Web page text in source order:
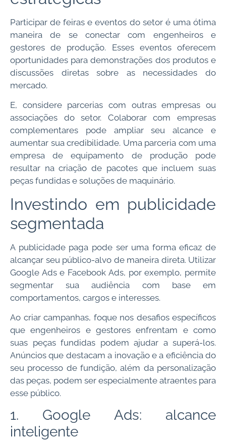
Participar de feiras e eventos do setor é uma ótima
maneira de se conectar com engenheiros e
gestores de produção. Esses eventos oferecem
oportunidades para demonstrações dos produtos e
discussões diretas sobre as necessidades do
mercado.
E, considere parcerias com outras empresas ou
associações do setor. Colaborar com empresas
complementares pode ampliar seu alcance e
aumentar sua credibilidade. Uma parceria com uma
empresa de equipamento de produção pode
resultar na criação de pacotes que incluem suas
peças fundidas e soluções de maquinário.
Investindo em publicidade
segmentada
A publicidade paga pode ser uma forma eficaz de
alcançar seu público-alvo de maneira direta. Utilizar
Google Ads e Facebook Ads, por exemplo, permite
segmentar sua audiência com base em
comportamentos, cargos e interesses.
Ao criar campanhas, foque nos desafios específicos
que engenheiros e gestores enfrentam e como
suas peças fundidas podem ajudar a superá-los.
Anúncios que destacam a inovação e a eficiência do
seu processo de fundição, além da personalização
das peças, podem ser especialmente atraentes para
esse público.
1. Google Ads: alcance
inteligente